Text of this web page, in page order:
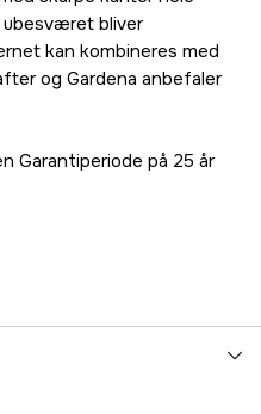
bliver
kan kombineres med
og Gardena anbefaler
Garantiperiode på 25 år